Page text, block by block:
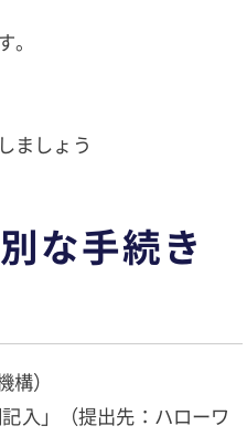
ましょう
な手続き
）
」（提出先：ハローワ